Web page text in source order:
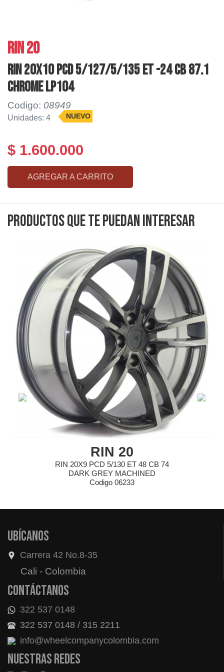
RIN 20
RIN 20X10 PCD 5/127/5/135 ET -24 CB 87.1
CHROME LP104
Codigo: 08949
Unidades: 4 NUEVO
$ 1.600.000
AGREGAR A CARRITO
Productos que te puedan interesar
RIN 20
RIN 20X9 PCD 5/130 ET 48 CB 74
DARK GREY MACHINED
Codigo 06233
Ubícanos
Carrera 42 No.8-35
Cali - Colombia
Contáctanos
322 537 0148
322 537 0148 / 315 2211
info@wheelcompanycolombia.com
Nuestras redes